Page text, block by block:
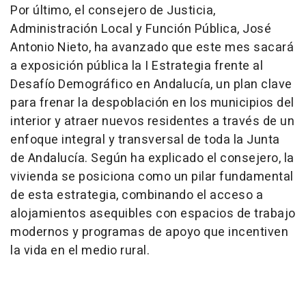
Por último, el consejero de Justicia,
Administración Local y Función Pública, José
Antonio Nieto, ha avanzado que este mes sacará
a exposición pública la I Estrategia frente al
Desafío Demográfico en Andalucía, un plan clave
para frenar la despoblación en los municipios del
interior y atraer nuevos residentes a través de un
enfoque integral y transversal de toda la Junta
de Andalucía. Según ha explicado el consejero, la
vivienda se posiciona como un pilar fundamental
de esta estrategia, combinando el acceso a
alojamientos asequibles con espacios de trabajo
modernos y programas de apoyo que incentiven
la vida en el medio rural.